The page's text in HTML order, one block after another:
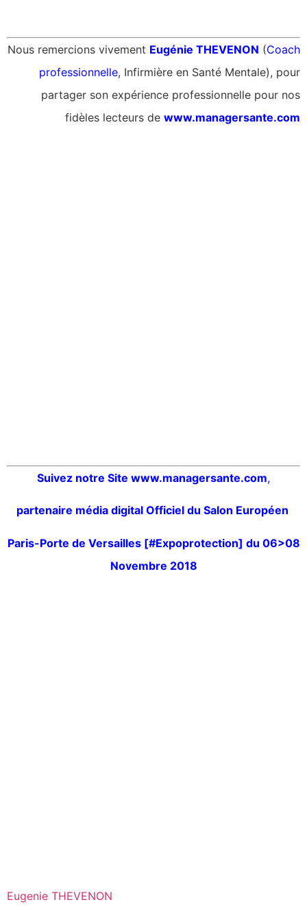
Nous remercions vivement Eugénie THEVENON (Coach
professionnelle, Infirmière en Santé Mentale), pour
partager son expérience professionnelle pour nos
fidèles lecteurs de www.managersante.com
Suivez notre Site www.managersante.com,
partenaire média digital Officiel du Salon Européen
Paris-Porte de Versailles [#Expoprotection] du 06>08
Novembre 2018
Eugenie THEVENON